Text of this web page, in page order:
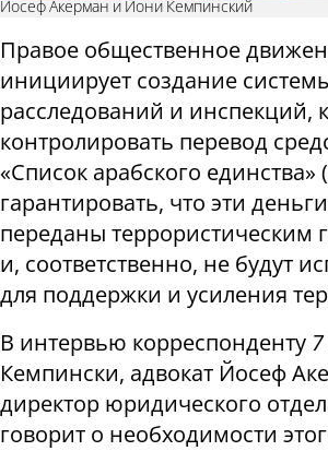
Йосеф Акерман и Йони Кемпинский
Правое общественное
инициирует создание
расследований и инспекций,
контролировать перевод
«Список арабского
гарантировать, что эти
переданы террористическим
и, соответственно, не будут
для поддержки и усиления
В интервью корреспонденту
Кемпински, адвокат Йосеф
директор юридического
говорит о необходимости